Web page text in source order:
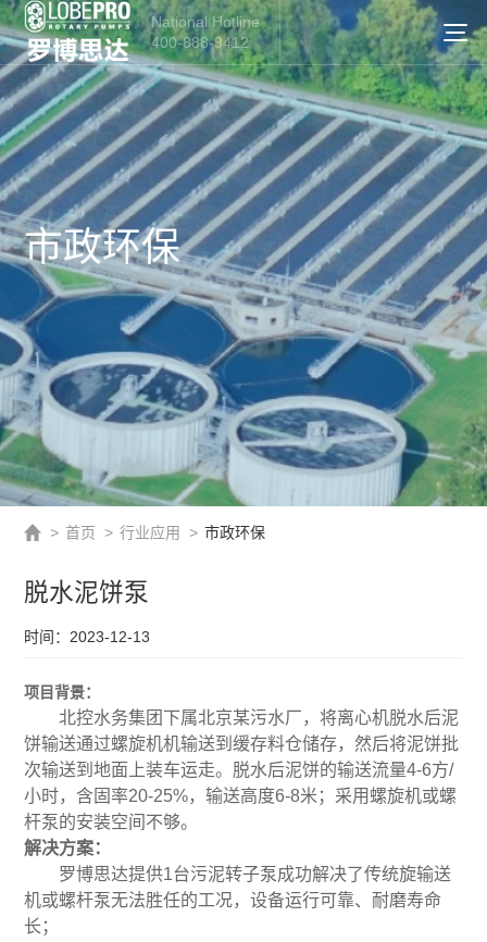
National Hotline
400-888-9412
市政环保
> 首页 > 行业应用 > 市政环保
脱水泥饼泵
时间：2023-12-13
项目背景：
北控水务集团下属北京某污水厂，将离心机脱水后泥
饼输送通过螺旋机机输送到缓存料仓储存，然后将泥饼批
次输送到地面上装车运走。脱水后泥饼的输送流量4-6方/
小时，含固率20-25%，输送高度6-8米；采用螺旋机或螺
杆泵的安装空间不够。
解决方案：
罗博思达提供1台污泥转子泵成功解决了传统旋输送
机或螺杆泵无法胜任的工况，设备运行可靠、耐磨寿命
长；